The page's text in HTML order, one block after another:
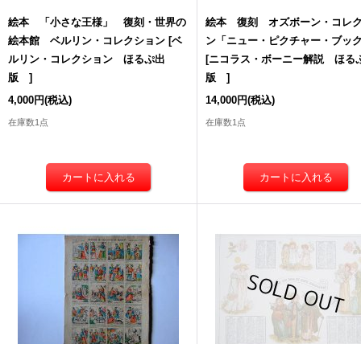
絵本 「小さな王様」 復刻・世界の
絵本館 ベルリン・コレクション [ベ
ルリン・コレクション ほるぷ出
版 ]
4,000円(税込)
在庫数1点
絵本 復刻 オズボーン・コレ
ン「ニュー・ピクチャー・ブッ
[ニコラス・ボーニー解説 ほる
版 ]
14,000円(税込)
在庫数1点